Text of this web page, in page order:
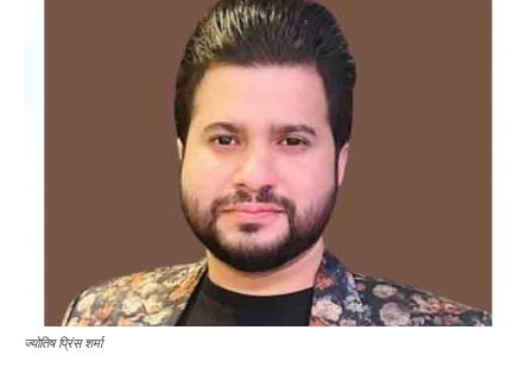
ज्योतिष प्रिंस शर्मा